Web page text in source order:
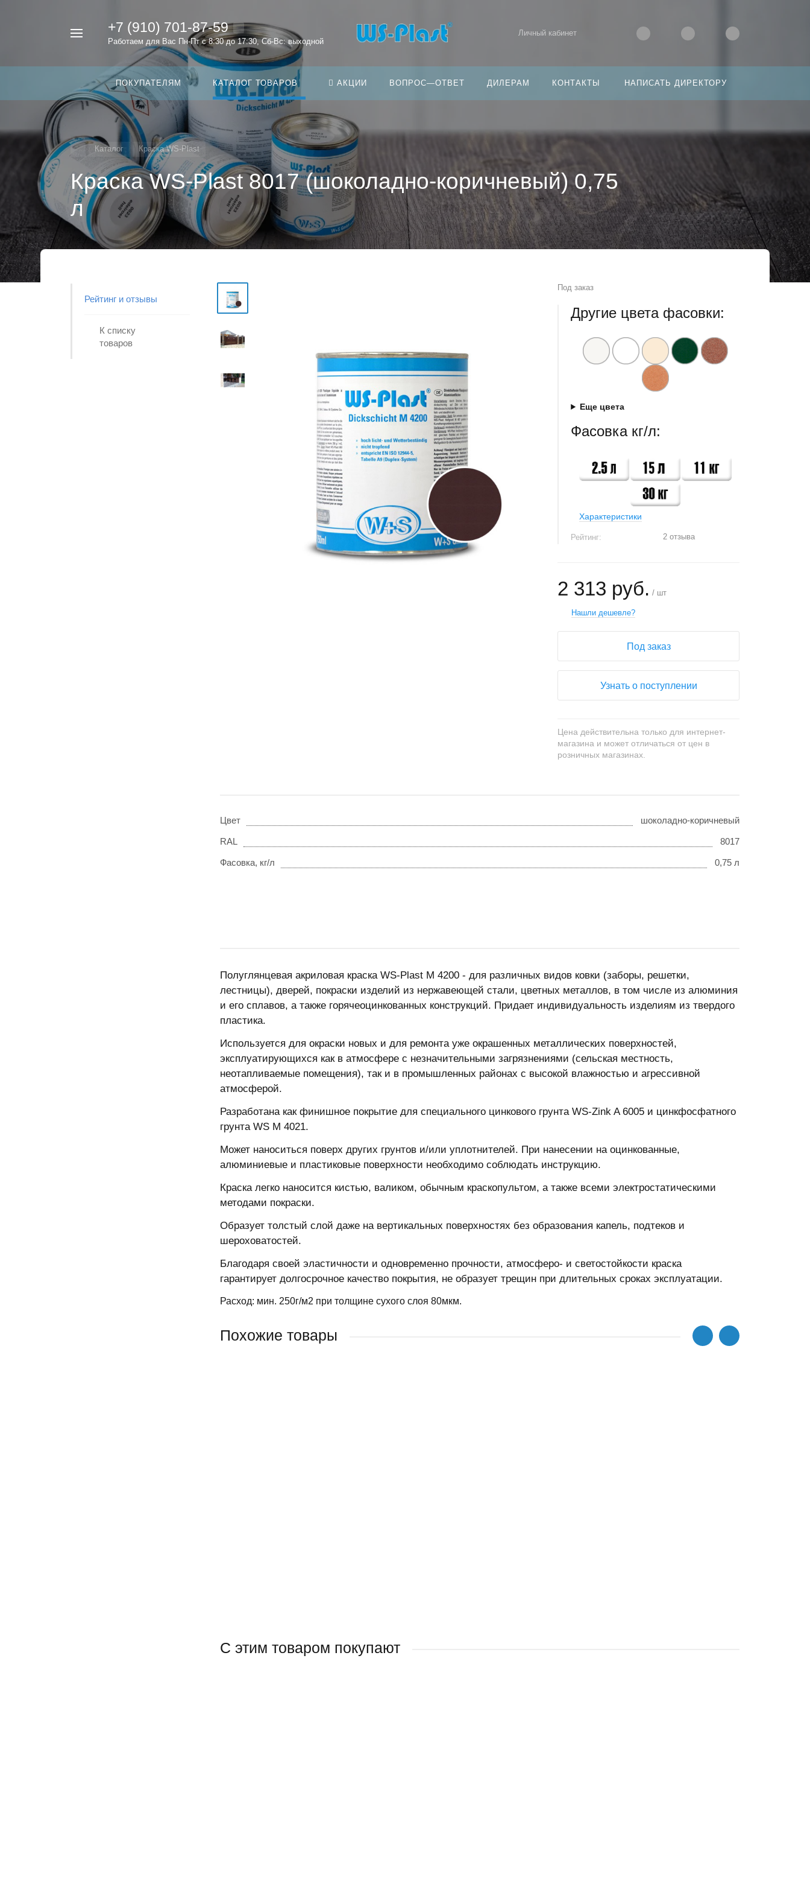
+7 (910) 701-87-59
Работаем для Вас Пн-Пт с 8:30 до 17:30, Сб-Вс: выходной
Личный кабинет
ПОКУПАТЕЛЯМ КАТАЛОГ ТОВАРОВ АКЦИИ ВОПРОС—ОТВЕТ ДИЛЕРАМ КОНТАКТЫ НАПИСАТЬ ДИРЕКТОРУ
Каталог Краска WS-Plast
Краска WS-Plast 8017 (шоколадно-коричневый) 0,75
л
Рейтинг и отзывы
К списку
товаров
Под заказ
Другие цвета фасовки:
Еще цвета
Фасовка кг/л:
Характеристики
Рейтинг: 2 отзыва
2 313 руб. / шт
Нашли дешевле?
Под заказ
Узнать о поступлении
Цена действительна только для интернет-
магазина и может отличаться от цен в
розничных магазинах.
Цвет шоколадно-коричневый
RAL 8017
Фасовка, кг/л 0,75 л
Полуглянцевая акриловая краска WS-Plast M 4200 - для различных видов ковки (заборы, решетки,
лестницы), дверей, покраски изделий из нержавеющей стали, цветных металлов, в том числе из алюминия
и его сплавов, а также горячеоцинкованных конструкций. Придает индивидуальность изделиям из твердого
пластика.
Используется для окраски новых и для ремонта уже окрашенных металлических поверхностей,
эксплуатирующихся как в атмосфере с незначительными загрязнениями (сельская местность,
неотапливаемые помещения), так и в промышленных районах с высокой влажностью и агрессивной
атмосферой.
Разработана как финишное покрытие для специального цинкового грунта WS-Zink A 6005 и цинкфосфатного
грунта WS M 4021.
Может наноситься поверх других грунтов и/или уплотнителей. При нанесении на оцинкованные,
алюминиевые и пластиковые поверхности необходимо соблюдать инструкцию.
Краска легко наносится кистью, валиком, обычным краскопультом, а также всеми электростатическими
методами покраски.
Образует толстый слой даже на вертикальных поверхностях без образования капель, подтеков и
шероховатостей.
Благодаря своей эластичности и одновременно прочности, атмосферо- и светостойкости краска
гарантирует долгосрочное качество покрытия, не образует трещин при длительных сроках эксплуатации.
Расход: мин. 250г/м2 при толщине сухого слоя 80мкм.
Похожие товары
С этим товаром покупают